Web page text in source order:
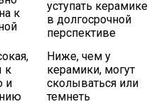
к
уступать керамике
в долгосрочной
перспективе
к
и
Ниже, чем у
керамики, могут
сколываться или
темнеть